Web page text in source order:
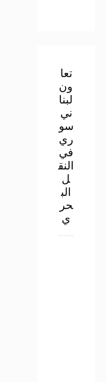
تعا
ون
لبنا
ني
سو
ري
في
النق
ل
الب
حر
ي